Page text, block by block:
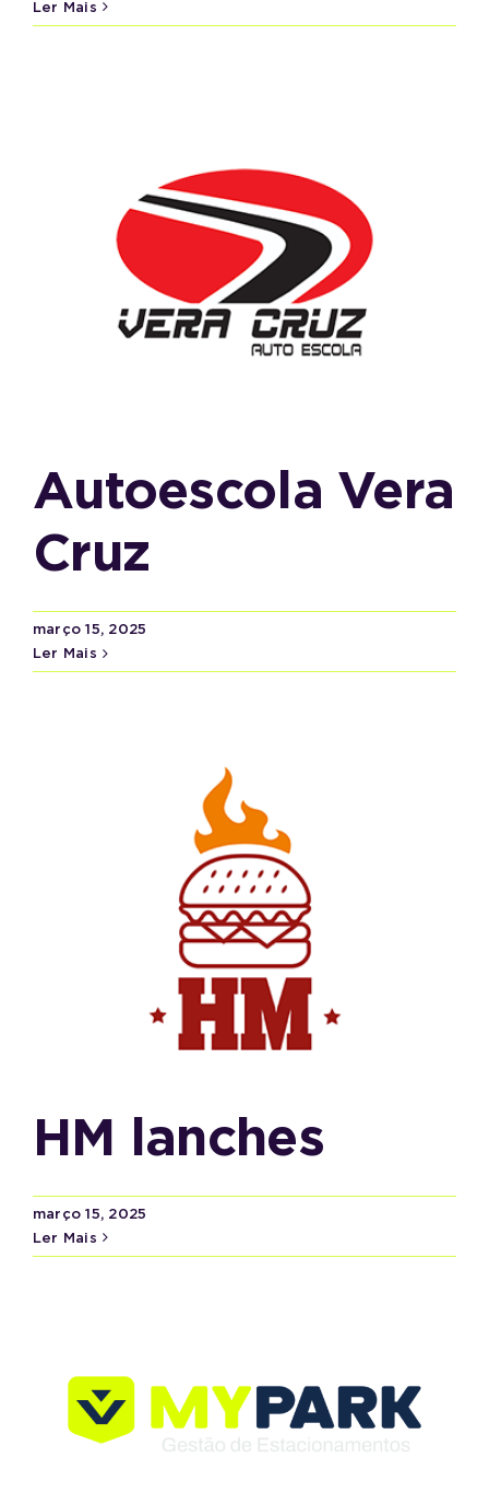
Ler Mais
Autoescola Vera
Cruz
março 15, 2025
Ler Mais
HM lanches
março 15, 2025
Ler Mais